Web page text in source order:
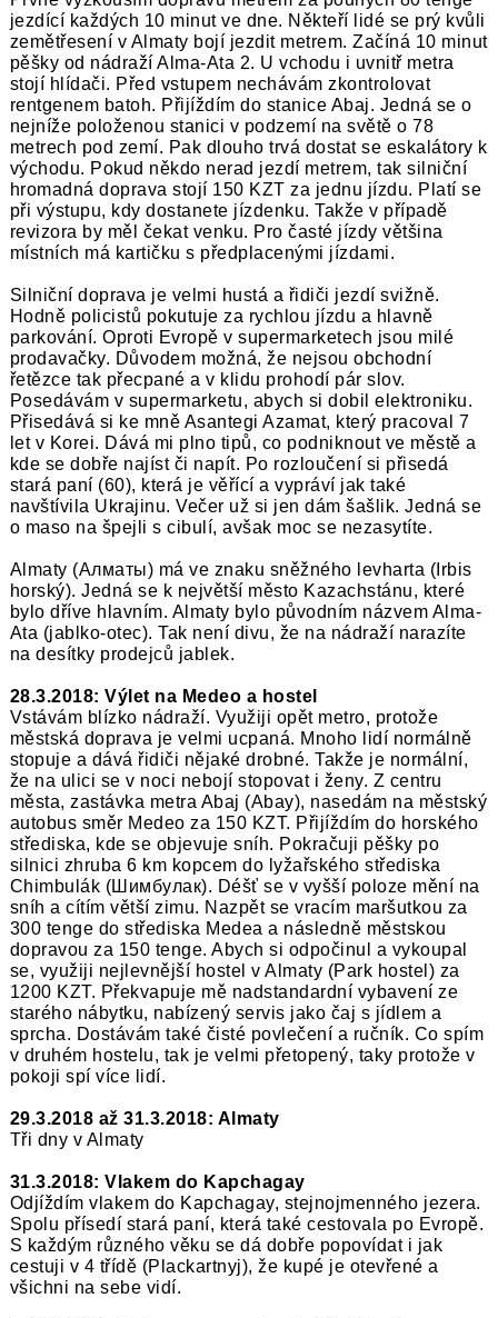
jezdící každých 10 minut ve dne. Někteří lidé se prý kvůli
zemětřesení v Almaty bojí jezdit metrem. Začíná 10 minut
pěšky od nádraží Alma-Ata 2. U vchodu i uvnitř metra
stojí hlídači. Před vstupem nechávám zkontrolovat
rentgenem batoh. Přijíždím do stanice Abaj. Jedná se o
nejníže položenou stanici v podzemí na světě o 78
metrech pod zemí. Pak dlouho trvá dostat se eskalátory k
východu. Pokud někdo nerad jezdí metrem, tak silniční
hromadná doprava stojí 150 KZT za jednu jízdu. Platí se
při výstupu, kdy dostanete jízdenku. Takže v případě
revizora by měl čekat venku. Pro časté jízdy většina
místních má kartičku s předplacenými jízdami.
Silniční doprava je velmi hustá a řidiči jezdí svižně.
Hodně policistů pokutuje za rychlou jízdu a hlavně
parkování. Oproti Evropě v supermarketech jsou milé
prodavačky. Důvodem možná, že nejsou obchodní
řetězce tak přecpané a v klidu prohodí pár slov.
Posedávám v supermarketu, abych si dobil elektroniku.
Přisedává si ke mně Asantegi Azamat, který pracoval 7
let v Korei. Dává mi plno tipů, co podniknout ve městě a
kde se dobře najíst či napít. Po rozloučení si přisedá
stará paní (60), která je věřící a vypráví jak také
navštívila Ukrajinu. Večer už si jen dám šašlik. Jedná se
o maso na špejli s cibulí, avšak moc se nezasytíte.
Almaty (Алматы) má ve znaku sněžného levharta (Irbis
horský). Jedná se k největší město Kazachstánu, které
bylo dříve hlavním. Almaty bylo původním názvem Alma-
Ata (jablko-otec). Tak není divu, že na nádraží narazíte
na desítky prodejců jablek.
28.3.2018: Výlet na Medeo a hostel
Vstávám blízko nádraží. Využiji opět metro, protože
městská doprava je velmi ucpaná. Mnoho lidí normálně
stopuje a dává řidiči nějaké drobné. Takže je normální,
že na ulici se v noci nebojí stopovat i ženy. Z centru
města, zastávka metra Abaj (Abay), nasedám na městský
autobus směr Medeo za 150 KZT. Přijíždím do horského
střediska, kde se objevuje sníh. Pokračuji pěšky po
silnici zhruba 6 km kopcem do lyžařského střediska
Chimbulák (Шимбулак). Déšť se v vyšší poloze mění na
sníh a cítím větší zimu. Nazpět se vracím maršutkou za
300 tenge do střediska Medea a následně městskou
dopravou za 150 tenge. Abych si odpočinul a vykoupal
se, využiji nejlevnější hostel v Almaty (Park hostel) za
1200 KZT. Překvapuje mě nadstandardní vybavení ze
starého nábytku, nabízený servis jako čaj s jídlem a
sprcha. Dostávám také čisté povlečení a ručník. Co spím
v druhém hostelu, tak je velmi přetopený, taky protože v
pokoji spí více lidí.
29.3.2018 až 31.3.2018: Almaty
Tři dny v Almaty
31.3.2018: Vlakem do Kapchagay
Odjíždím vlakem do Kapchagay, stejnojmenného jezera.
Spolu přísedí stará paní, která také cestovala po Evropě.
S každým různého věku se dá dobře popovídat i jak
cestuji v 4 třídě (Plackartnyj), že kupé je otevřené a
všichni na sebe vidí.